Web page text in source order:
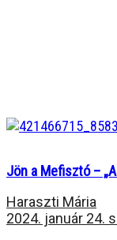
Jön a Mefisztó –
Haraszti Mária
2024. január 24.